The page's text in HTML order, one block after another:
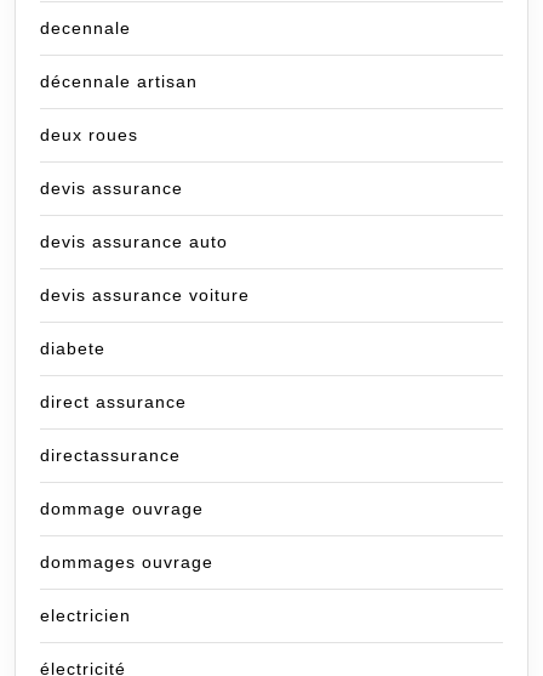
decennale
décennale artisan
deux roues
devis assurance
devis assurance auto
devis assurance voiture
diabete
direct assurance
directassurance
dommage ouvrage
dommages ouvrage
electricien
électricité